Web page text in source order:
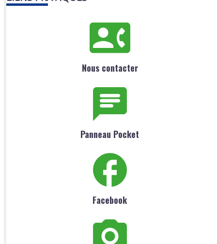
Nous contacter
Panneau Pocket
Facebook